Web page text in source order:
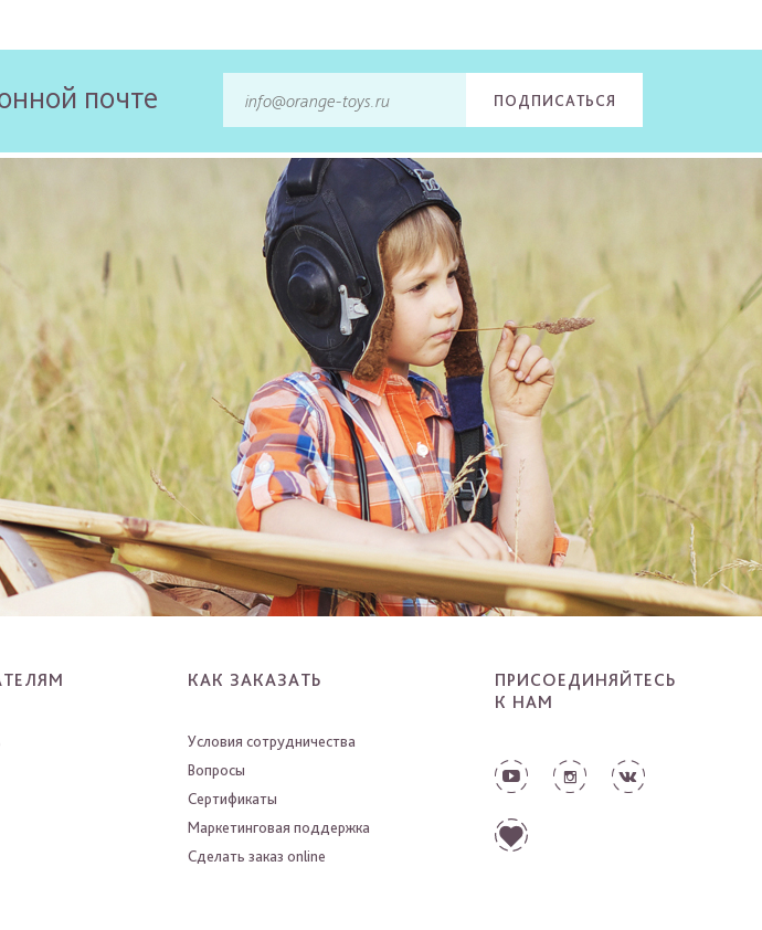
почте ПОДПИСАТЬСЯ
КАК ЗАКАЗАТЬ
Условия сотрудничества
Вопросы
Сертификаты
Маркетинговая поддержка
Сделать заказ online
ПРИСОЕДИНЯЙТЕСЬ
К НАМ